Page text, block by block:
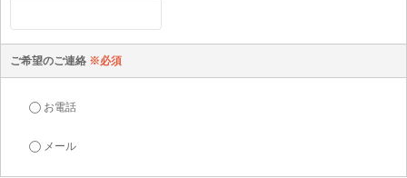
ご希望のご連絡 ※必須
お電話
メール